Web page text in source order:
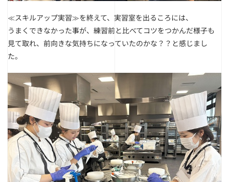
≪スキルアップ実習≫を終えて、実習室を出るころには、
うまくできなかった事が、練習前と比べてコツをつかんだ様子も
見て取れ、前向きな気持ちになっていたのかな？？と感じまし
た。